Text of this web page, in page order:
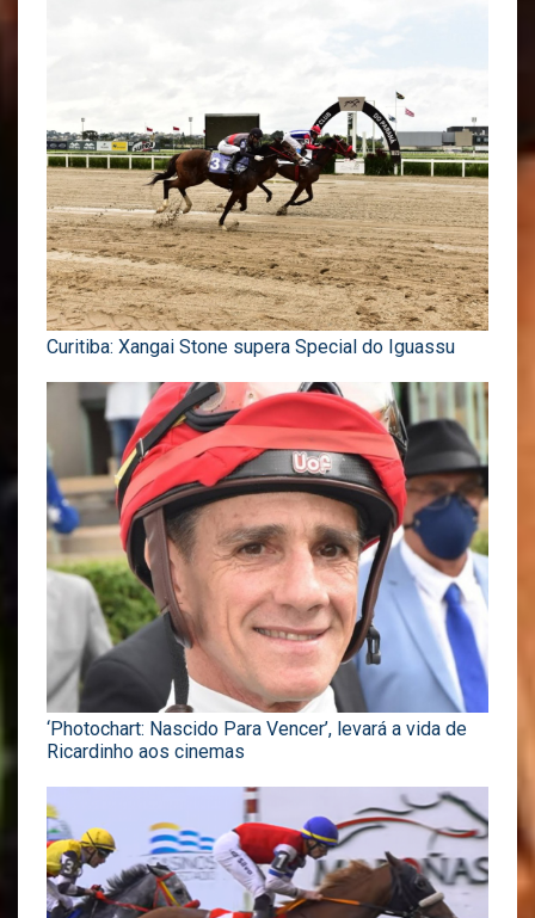
Curitiba: Xangai Stone supera Special do Iguassu
‘Photochart: Nascido Para Vencer’, levará a vida de
Ricardinho aos cinemas